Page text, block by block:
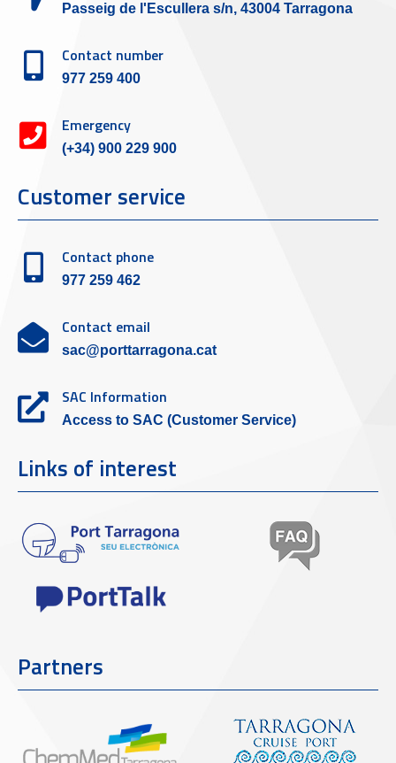
Passeig de l'Escullera s/n, 43004 Tarragona
Contact number
977 259 400
Emergency
(+34) 900 229 900
Customer service
Contact phone
977 259 462
Contact email
sac@porttarragona.cat
SAC Information
Access to SAC (Customer Service)
Links of interest
Partners